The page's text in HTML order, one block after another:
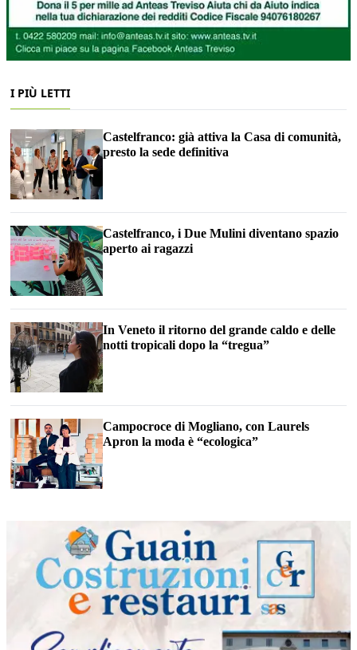
I PIÙ LETTI
Castelfranco: già attiva la Casa di comunità,
presto la sede definitiva
Castelfranco, i Due Mulini diventano spazio
aperto ai ragazzi
In Veneto il ritorno del grande caldo e delle
notti tropicali dopo la “tregua”
Campocroce di Mogliano, con Laurels
Apron la moda è “ecologica”